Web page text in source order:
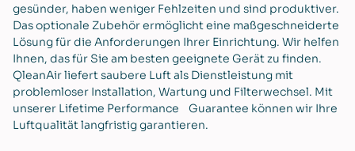
gesünder, haben weniger Fehlzeiten und sind produktiver.
Das optionale Zubehör ermöglicht eine maßgeschneiderte
Lösung für die Anforderungen Ihrer Einrichtung. Wir helfen
Ihnen, das für Sie am besten geeignete Gerät zu finden.
QleanAir liefert saubere Luft als Dienstleistung mit
problemloser Installation, Wartung und Filterwechsel. Mit
unserer Lifetime Performance Guarantee können wir Ihre
Luftqualität langfristig garantieren.